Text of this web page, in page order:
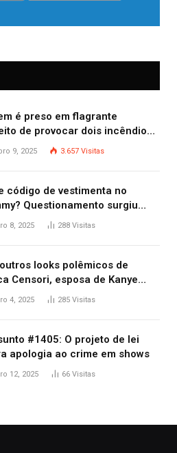
é preso em flagrante
de provocar dois incêndios
no mesmo dia
9, 2025 3.657 Visitas
código de vestimenta no
Questionamento surgiu
Censori, mulher de
8, 2025 288 Visitas
looks polêmicos de
Censori, esposa de Kanye
apareceu nua no Grammy
4, 2025 285 Visitas
#1405: O projeto de lei
apologia ao crime em shows
12, 2025 66 Visitas